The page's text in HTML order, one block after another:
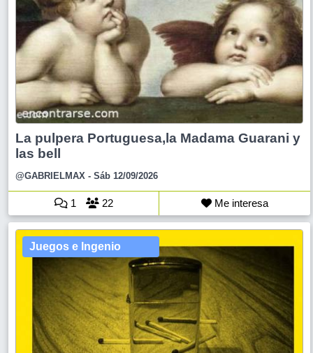
La pulpera Portuguesa,la Madama Guarani y
las bell
@GABRIELMAX - Sáb 12/09/2026
1 22 Me interesa
Juegos e Ingenio